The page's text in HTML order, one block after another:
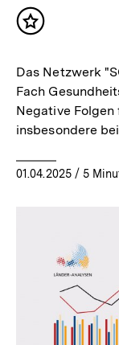
Inhalt
Das Netzwerk
Fach
Negative
insbesondere
01.04.2025/ 5